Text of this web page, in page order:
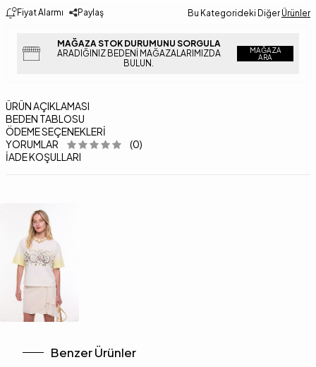
Fiyat Alarmı Paylaş Bu Kategorideki Diğer Ürünler
MAĞAZA STOK DURUMUNU SORGULA
ARADIĞINIZ BEDENI MAĞAZALARIMIZDA
BULUN.
MAĞAZA
ARA
ÜRÜN AÇIKLAMASI
BEDEN TABLOSU
ÖDEME SEÇENEKLERI
YORUMLAR
(0)
İADE KOŞULLARI
Benzer Ürünler